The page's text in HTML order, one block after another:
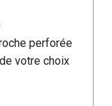
perforée
votre choix